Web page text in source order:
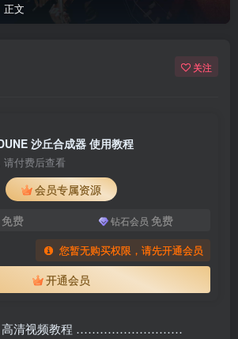
正文
关注
沙丘合成器 使用教程
请付费后查看
会员专属资源
免费 钻石会员 免费
您暂无购买权限，请先开通会员
开通会员
）高清视频教程 ………………………